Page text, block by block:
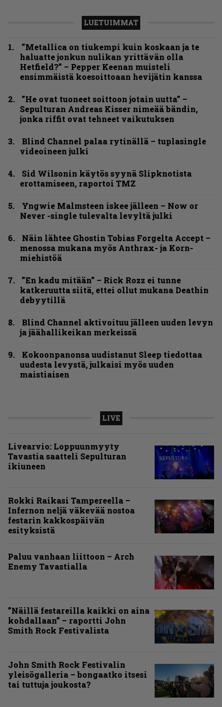
LUETUIMMAT
”Metallica on tiukempi kuin koskaan ja te
haluatte jonkun nulikan yrittävän olla
Hetfield?” – Pepper Keenan muisteli
ensimmäistä koesoittoaan hevijätin kanssa
”He ovat tuoneet soittoon jotain uutta” –
Sepulturan Andreas Kisser nimeää bändin,
jonka riffit ovat tehneet vaikutuksen
Blind Channel palaa rytinällä – tuplasingle
videoineen julki
Sid Wilsonin käytös syynä Slipknotista
erottamiseen, raportoi TMZ
Yngwie Malmsteen iskee jälleen – Now or
Never -single tulevalta levyltä julki
Näin lähtee Ghostin Tobias Forgelta Accept –
menossa mukana myös Anthrax- ja Korn-
miehistöä
”En kadu mitään” – Rick Rozz ei tunne
katkeruutta siitä, ettei ollut mukana Deathin
debyytillä
Blind Channel aktivoituu jälleen uuden levyn
ja jäähallikeikan merkeissä
Kokoonpanonsa uudistanut Sleep tiedottaa
uudesta levystä, julkaisi myös uuden
maistiaisen
LIVE
Livearvio: Loppuunmyyty
Tavastia saatteli Sepulturan
ikiuneen
Rokki Raikasi Tampereella –
Infernon neljä väkevää nostoa
festarin kakkospäivän
esityksistä
Paluu vanhaan liittoon – Arch
Enemy Tavastialla
”Näillä festareilla kaikki on aina
kohdallaan” – raportti John
Smith Rock Festivalista
John Smith Rock Festivalin
yleisögalleria – bongaatko itsesi
tai tuttuja joukosta?